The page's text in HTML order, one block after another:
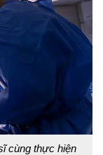
cùng thực hiện